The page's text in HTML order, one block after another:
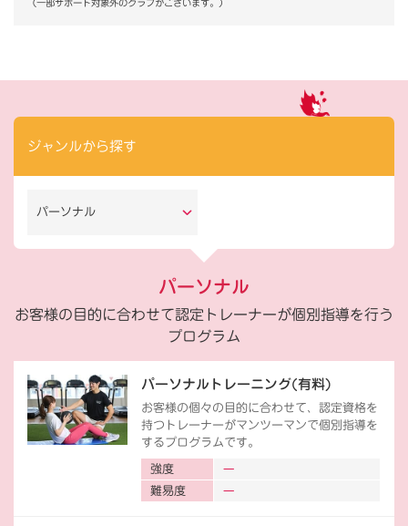
（一部サポート対象外のクラブがございます。）
ジャンルから探す
パーソナル
パーソナル
お客様の目的に合わせて認定トレーナーが個別指導を行う
プログラム
パーソナルトレーニング(有料)
お客様の個々の目的に合わせて、認定資格を
持つトレーナーがマンツーマンで個別指導を
するプログラムです。
強度
難易度